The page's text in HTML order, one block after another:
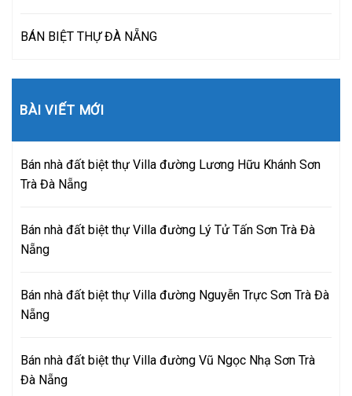
BÁN BIỆT THỰ ĐÀ NẴNG
BÀI VIẾT MỚI
Bán nhà đất biệt thự Villa đường Lương Hữu Khánh Sơn
Trà Đà Nẵng
Bán nhà đất biệt thự Villa đường Lý Tử Tấn Sơn Trà Đà
Nẵng
Bán nhà đất biệt thự Villa đường Nguyễn Trực Sơn Trà Đà
Nẵng
Bán nhà đất biệt thự Villa đường Vũ Ngọc Nhạ Sơn Trà
Đà Nẵng